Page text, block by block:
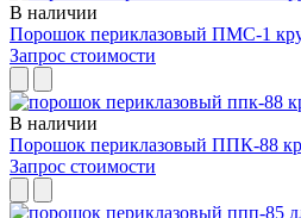
В наличии
Порошок периклазовый ПМС-1
Запрос стоимости
В наличии
Порошок периклазовый ППК-88
Запрос стоимости